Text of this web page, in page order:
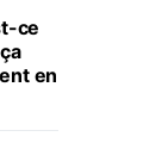
ce
en